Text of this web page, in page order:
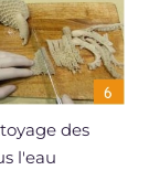
des
l'eau